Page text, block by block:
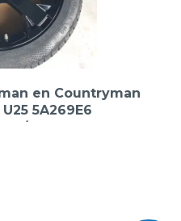
en Countryman
5A269E6
45R19 102H